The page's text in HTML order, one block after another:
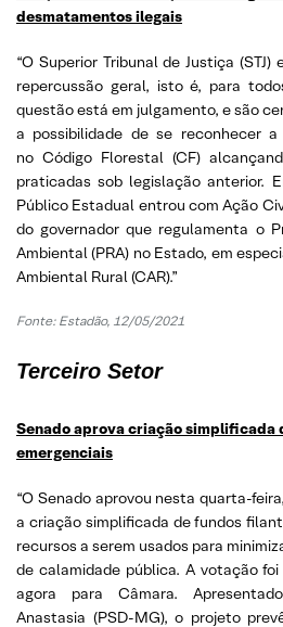
desmatamentos ilegais
“O Superior Tribunal de Justiça
repercussão geral, isto é, para
questão está em julgamento, e são
a possibilidade de se reconhecer
no Código Florestal (CF)
praticadas sob legislação anterior.
Público Estadual entrou com Ação
do governador que regulamenta o
Ambiental (PRA) no Estado, em
Ambiental Rural (CAR).”
Fonte: Estadão, 12/05/2021
Terceiro Setor
Senado aprova criação
emergenciais
“O Senado aprovou nesta quarta-
a criação simplificada de fundos
recursos a serem usados para
de calamidade pública. A votação
agora para Câmara.
Anastasia (PSD-MG), o projeto